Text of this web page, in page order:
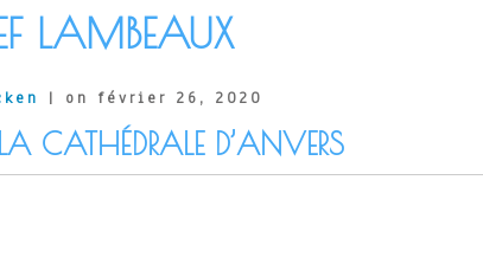
LAMBEAUX
| on février 26, 2020
LA CATHÉDRALE D’ANVERS